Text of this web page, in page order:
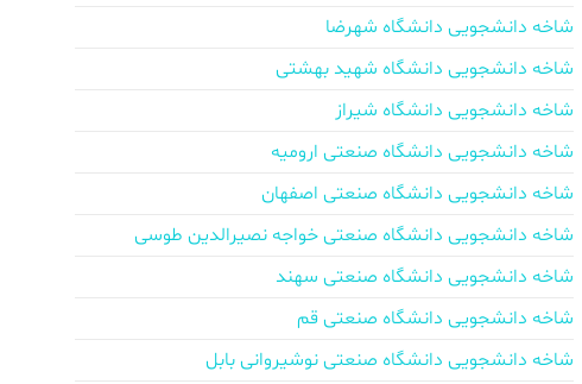
شاخه دانشجویی دانشگاه شهرضا
شاخه دانشجویی دانشگاه شهید بهشتی
شاخه دانشجویی دانشگاه شیراز
شاخه دانشجویی دانشگاه صنعتی ارومیه
شاخه دانشجویی دانشگاه صنعتی اصفهان
شاخه دانشجویی دانشگاه صنعتی خواجه نصیرالدین طوسی
شاخه دانشجویی دانشگاه صنعتی سهند
شاخه دانشجویی دانشگاه صنعتی قم
شاخه دانشجویی دانشگاه صنعتی نوشیروانی بابل